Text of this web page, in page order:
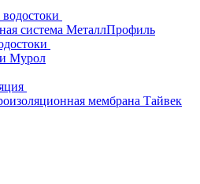
система МеталлПрофиль
Мурол
мембрана Тайвек